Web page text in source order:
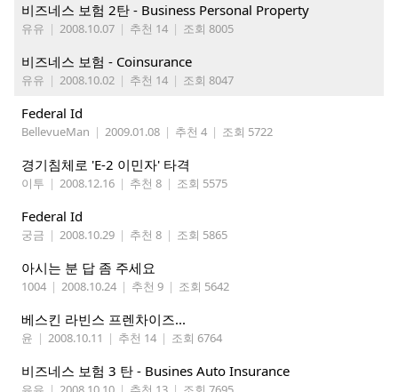
비즈네스 보험 2탄 - Business Personal Property
유유 | 2008.10.07 | 추천 14 | 조회 8005
비즈네스 보험 - Coinsurance
유유 | 2008.10.02 | 추천 14 | 조회 8047
Federal Id
BellevueMan | 2009.01.08 | 추천 4 | 조회 5722
경기침체로 'E-2 이민자' 타격
이투 | 2008.12.16 | 추천 8 | 조회 5575
Federal Id
궁금 | 2008.10.29 | 추천 8 | 조회 5865
아시는 분 답 좀 주세요
1004 | 2008.10.24 | 추천 9 | 조회 5642
베스킨 라빈스 프렌차이즈...
윤 | 2008.10.11 | 추천 14 | 조회 6764
비즈네스 보험 3 탄 - Busines Auto Insurance